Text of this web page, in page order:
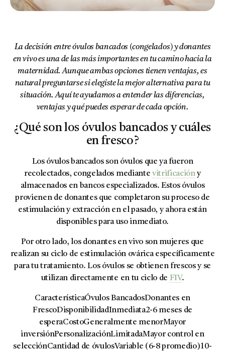
La decisión entre óvulos bancados (congelados) y donantes
en vivo es una de las más importantes en tu camino hacia la
maternidad. Aunque ambas opciones tienen ventajas, es
natural preguntarse si elegiste la mejor alternativa para tu
situación. Aquí te ayudamos a entender las diferencias,
ventajas y qué puedes esperar de cada opción.
¿Qué son los óvulos bancados y cuáles
en fresco?
Los óvulos bancadosson óvulos que ya fueron
recolectados, congelados mediante vitrificacióny
almacenados en bancos especializados. Estos óvulos
provienen de donantes que completaron su proceso de
estimulación y extracción en el pasado, y ahora están
disponibles para uso inmediato.
Por otro lado, los donantes en vivoson mujeres que
realizan su ciclo de estimulación ovárica específicamente
para tu tratamiento. Los óvulos se obtienen frescos y se
utilizan directamente en tu ciclo de FIV.
CaracterísticaÓvulos BancadosDonantes en
FrescoDisponibilidadInmediata2-6 meses de
esperaCostoGeneralmente menorMayor
inversiónPersonalizaciónLimitadaMayor control en
selecciónCantidad de óvulosVariable (6-8 promedio)10-